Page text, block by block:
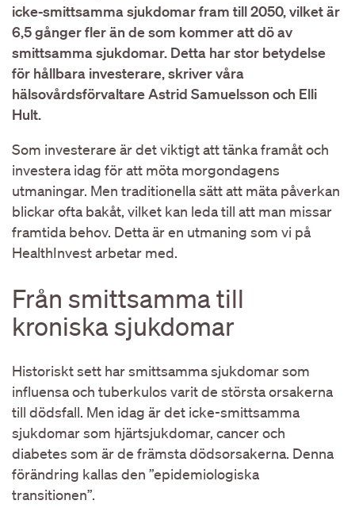
icke-smittsamma sjukdomar fram till 2050, vilket är
6,5 gånger fler än de som kommer att dö av
smittsamma sjukdomar. Detta har stor betydelse
för hållbara investerare, skriver våra
hälsovårdsförvaltare Astrid Samuelsson och Elli
Hult.
Som investerare är det viktigt att tänka framåt och
investera idag för att möta morgondagens
utmaningar. Men traditionella sätt att mäta påverkan
blickar ofta bakåt, vilket kan leda till att man missar
framtida behov. Detta är en utmaning som vi på
HealthInvest arbetar med.
Från smittsamma till
kroniska sjukdomar
Historiskt sett har smittsamma sjukdomar som
influensa och tuberkulos varit de största orsakerna
till dödsfall. Men idag är det icke-smittsamma
sjukdomar som hjärtsjukdomar, cancer och
diabetes som är de främsta dödsorsakerna. Denna
förändring kallas den ”epidemiologiska
transitionen”.